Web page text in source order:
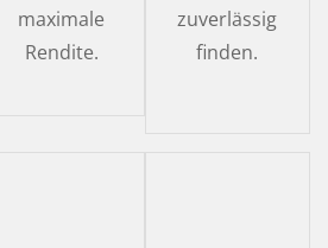
maximale
Rendite.
zuverlässig
finden.